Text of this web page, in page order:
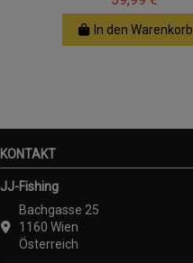
In den Warenkorb
KONTAKT
JJ-Fishing
Bachgasse 25
1160 Wien
Österreich